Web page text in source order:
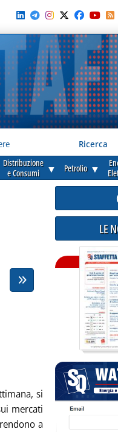
Ricerca
Distribuzione
e Consumi
▼ Petrolio ▼
martedì 30 novembre 2010 alle
si
mercati
a
LE